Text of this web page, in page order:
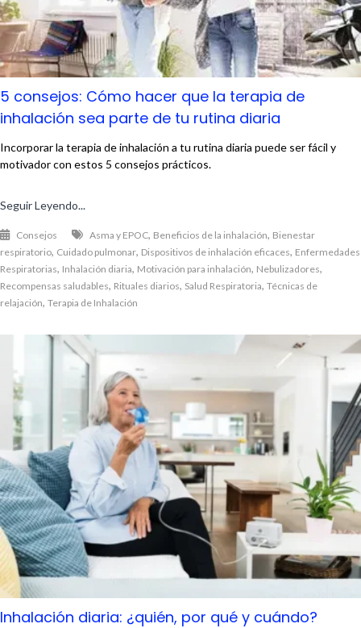
5 consejos: Cómo hacer que la terapia de
inhalación sea parte de tu rutina diaria
Incorporar la terapia de inhalación a tu rutina diaria puede ser fácil y
motivador con estos 5 consejos prácticos.
Seguir Leyendo...
Consejos Asma y EPOC, Beneficios de la inhalación, Bienestar
respiratorio, Cuidado pulmonar, Dispositivos de inhalación eficaces, Enfermedades
Respiratorias, Inhalación diaria, Motivación para inhalación, Nebulizadores,
Recompensas saludables, Rituales diarios, Salud Respiratoria, Técnicas de
relajación, Terapia de Inhalación
Inhalación diaria: ¿quién, por qué y cuándo?